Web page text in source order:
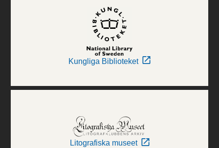
Kungliga Biblioteket
Litografiska museet